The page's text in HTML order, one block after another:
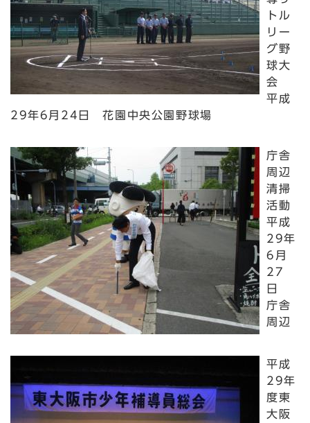
トル
リー
グ野
球大
会
平成
29年6月24日 花園中央公園野球場
庁舎
周辺
清掃
活動
平成
29年
6月
27
日
庁舎
周辺
平成
29年
度東
大阪